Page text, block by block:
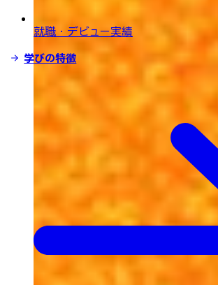
就職・デビュー実績
学びの特徴